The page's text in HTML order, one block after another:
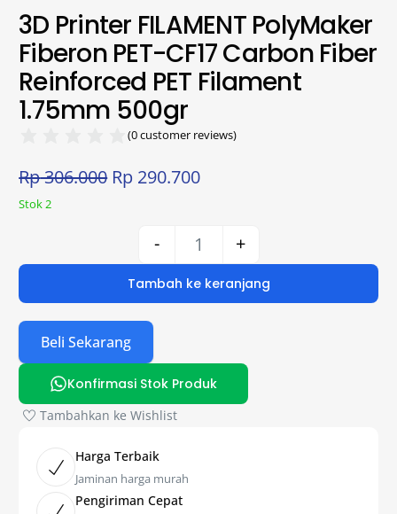
3D Printer FILAMENT PolyMaker
Fiberon PET-CF17 Carbon Fiber
Reinforced PET Filament
1.75mm 500gr
(0customer reviews)
Rp306.000 Rp 290.700
Stok 2
- +
Tambah ke keranjang
Beli Sekarang
Konfirmasi Stok Produk
Tambahkan ke Wishlist
Harga Terbaik
Jaminan harga murah
Pengiriman Cepat